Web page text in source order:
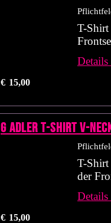
T-
Details
€ 15,00
G Adler T-Shirt V-
T-
der
Details
€ 15,00